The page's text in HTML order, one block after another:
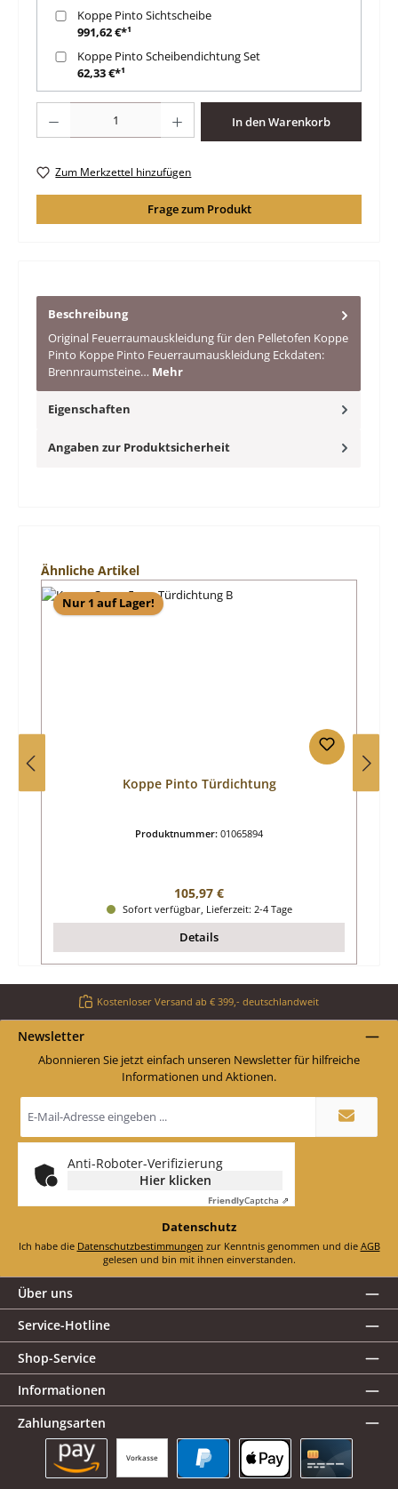
Koppe Pinto Sichtscheibe
991,62 €*¹
Koppe Pinto Scheibendichtung Set
62,33 €*¹
In den Warenkorb
Zum Merkzettel hinzufügen
Frage zum Produkt
Beschreibung
Original Feuerraumauskleidung für den Pelletofen Koppe
Pinto Koppe Pinto Feuerraumauskleidung Eckdaten:
Brennraumsteine… Mehr
Eigenschaften
Angaben zur Produktsicherheit
Produktgalerie überspringen
Ähnliche Artikel
Nur 1 auf Lager!
Koppe Pinto Türdichtung
Produktnummer: 01065894
Regulärer Preis:
105,97 €
Sofort verfügbar, Lieferzeit: 2-4 Tage
Details
Kostenloser Versand ab € 399,- deutschlandweit
Newsletter
Abonnieren Sie jetzt einfach unseren Newsletter für hilfreiche
Informationen und Aktionen.
Mail-
*
Anti-Roboter-Verifizierung
Hier klicken
FriendlyCaptcha ⇗
Datenschutz
Ich habe die Datenschutzbestimmungen zur Kenntnis genommen und die AGB
gelesen und bin mit ihnen einverstanden.
Über uns
Service-Hotline
Shop-Service
Informationen
Zahlungsarten
Vorkasse